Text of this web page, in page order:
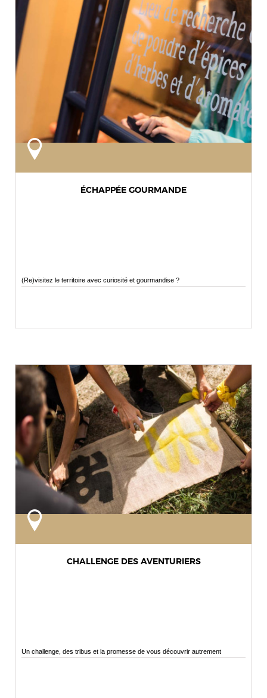
ÉCHAPPÉE GOURMANDE
(Re)visitez le territoire avec curiosité et gourmandise ?
CHALLENGE DES AVENTURIERS
Un challenge, des tribus et la promesse de vous découvrir autrement